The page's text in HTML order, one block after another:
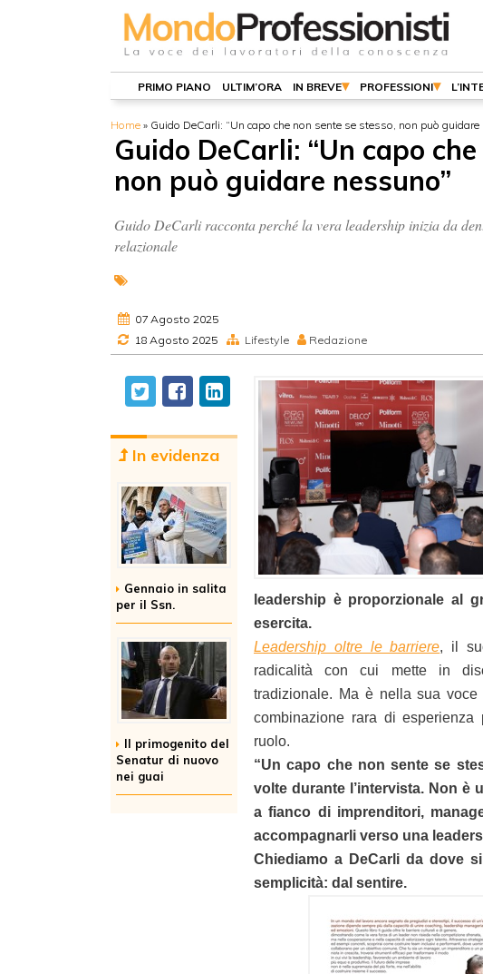
PRIMO PIANO ULTIM’ORA IN BREVE PROFESSIONI
Home » Guido DeCarli: “Un capo che non sente se stesso, non può guidare
Guido DeCarli: “Un capo
non può guidare nessuno”
Guido DeCarli racconta perché la vera leadership inizia da
relazionale
07 Agosto 2025
18 Agosto 2025
Lifestyle Redazione
In evidenza
Gennaio in salita
per il Ssn.
Il primogenito del
Senatur di nuovo
nei guai
leadership è proporzionale al
esercita.
Leadership oltre le barriere, il
radicalità con cui mette in
tradizionale. Ma è nella sua
combinazione rara di
ruolo.
“Un capo che non sente se
volte durante l’intervista. Non è
a fianco di imprenditori,
accompagnarli verso una
Chiediamo a DeCarli da dove
semplicità: dal sentire.